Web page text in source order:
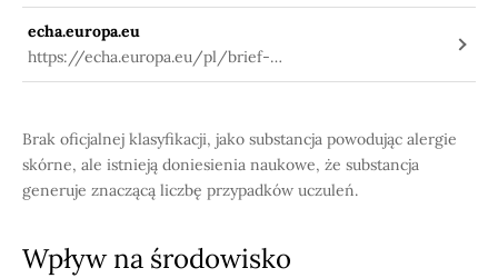
echa.europa.eu
https://echa.europa.eu/pl/brief-
profile/-/briefprofile/100.009.233
Brak oficjalnej klasyfikacji, jako substancja powodując alergie
skórne, ale istnieją doniesienia naukowe, że substancja
generuje znaczącą liczbę przypadków uczuleń.
Wpływ na środowisko